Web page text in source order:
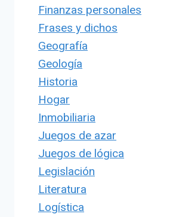
Finanzas personales
Frases y dichos
Geografía
Geología
Historia
Hogar
Inmobiliaria
Juegos de azar
Juegos de lógica
Legislación
Literatura
Logística